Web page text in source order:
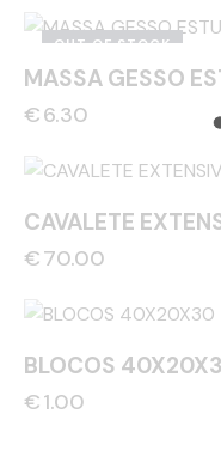
OUT OF STOCK
MASSA GESSO
€6.30
CAVALETE
€70.00
BLOCOS
€1.00